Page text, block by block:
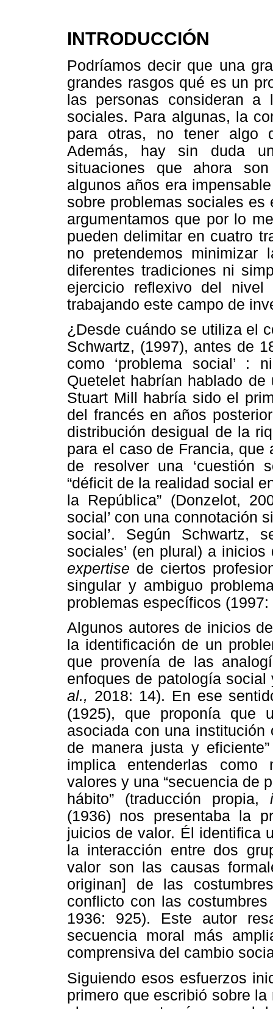
INTRODUCCIÓN
Podríamos decir que una
grandes rasgos qué es un
las personas consideran a
sociales. Para algunas, la
para otras, no tener algo
Además, hay sin duda
situaciones que ahora
algunos años era
sobre problemas sociales
argumentamos que por lo
pueden delimitar en cuatro
no pretendemos minimizar
diferentes tradiciones ni
ejercicio reflexivo del nivel
trabajando este campo de
¿Desde cuándo se utiliza el
Schwartz, (1997), antes de
como ‘problema social’ :
Quetelet habrían hablado
Stuart Mill habría sido el
del francés en años
distribución desigual de la
para el caso de Francia, que
de resolver una ‘cuestión
“déficit de la realidad social
la República” (Donzelot,
social’ con una connotación
social’. Según Schwartz,
sociales’ (en plural) a
expertise de ciertos
singular y ambiguo
problemas específicos (1997:
Algunos autores de inicios
la identificación de un
que provenía de las
enfoques de patología
al., 2018: 14). En ese
(1925), que proponía que
asociada con una institución
de manera justa y
implica entenderlas
valores y una “secuencia de
hábito” (traducción propia,
(1936) nos presentaba la
juicios de valor. Él identifica
la interacción entre dos
valor son las causas
originan] de las
conflicto con las costumbres
1936: 925). Este autor
secuencia moral más
comprensiva del cambio
Siguiendo esos esfuerzos
primero que escribió sobre